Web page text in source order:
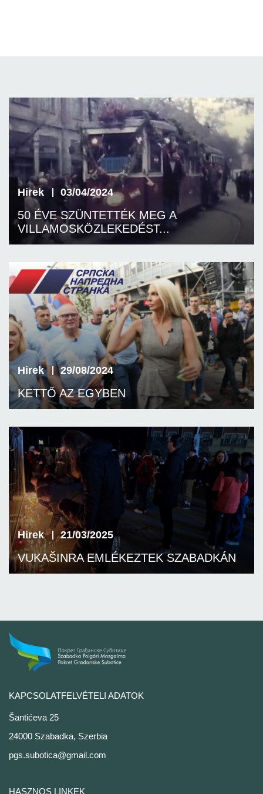
Hirek 03/04/2024
50 ÉVE SZÜNTETTÉK MEG A
VILLAMOSKÖZLEKEDÉST...
Hirek 29/08/2024
KETTŐ AZ EGYBEN
Hirek 21/03/2025
VUKAŠINRA EMLÉKEZTEK SZABADKÁN
KAPCSOLATFELVÉTELI ADATOK
Šantićeva 25
24000 Szabadka, Szerbia
pgs.subotica@gmail.com
HASZNOS LINKEK